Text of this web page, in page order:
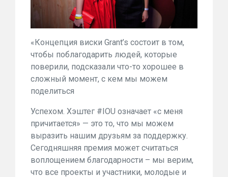
«Концепция виски Grant’s состоит в том,
чтобы поблагодарить людей, которые
поверили, подсказали что-то хорошее в
сложный момент, с кем мы можем
поделиться
Успехом. Хэштег #IOU означает «с меня
причитается» — это то, что мы можем
выразить нашим друзьям за поддержку.
Сегодняшняя премия может считаться
воплощением благодарности – мы верим,
что все проекты и участники, молодые и